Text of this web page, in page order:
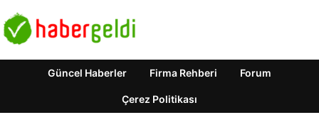
Güncel Haberler Firma Rehberi Forum
Çerez Politikası